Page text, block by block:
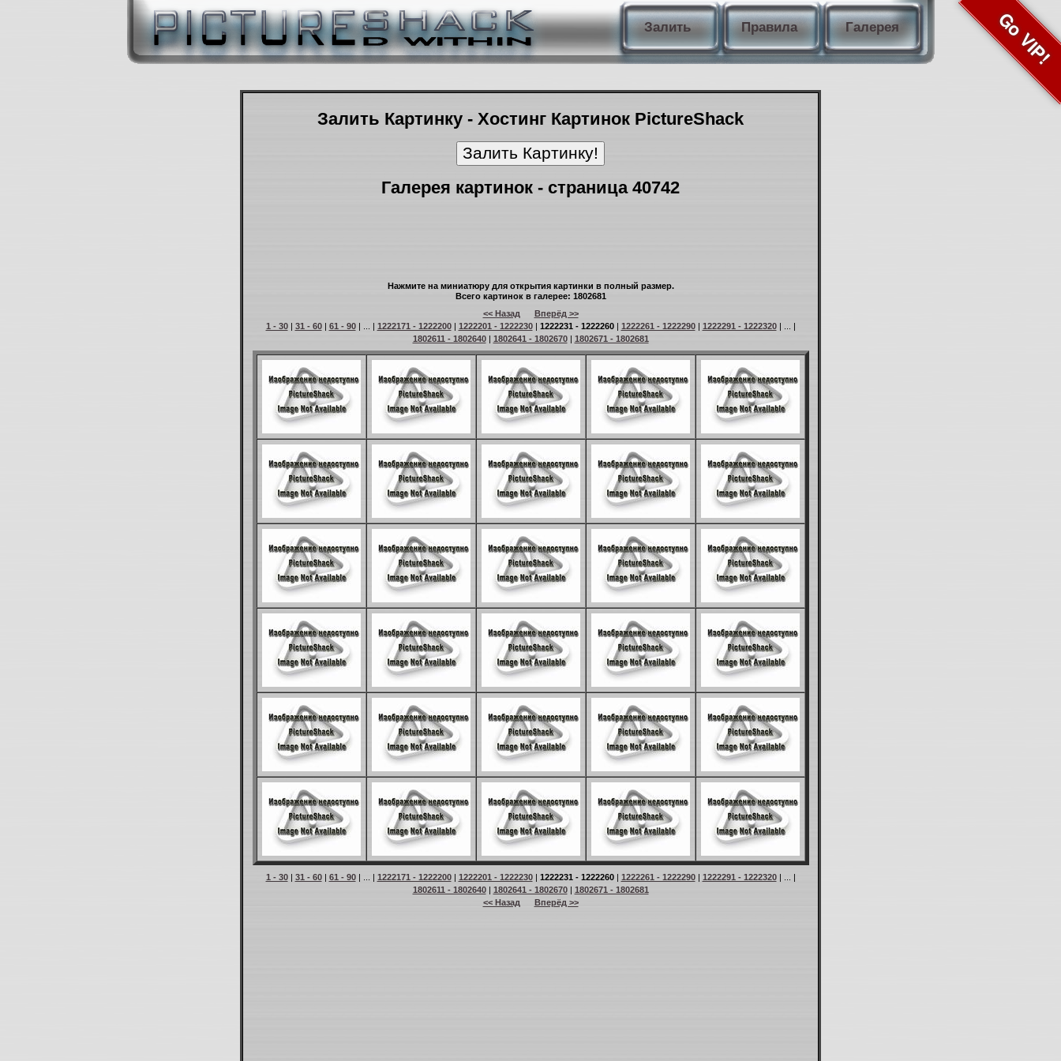
Залить Правила Галерея Go VIP!
Залить Картинку - Хостинг Картинок PictureShack
Галерея картинок - страница 40742
Нажмите на миниатюру для открытия картинки в полный размер.
Всего картинок в галерее: 1802681
<< Назад
Вперёд >>
1 - 30| 31 - 60| 61 - 90| ... | 1222171 - 1222200| 1222201 - 1222230| 1222231 - 1222260| 1222261 - 1222290| 1222291 - 1222320| ... |
1802611 - 1802640| 1802641 - 1802670| 1802671 - 1802681
1 - 30| 31 - 60| 61 - 90| ... | 1222171 - 1222200| 1222201 - 1222230| 1222231 - 1222260| 1222261 - 1222290| 1222291 - 1222320| ... |
1802611 - 1802640| 1802641 - 1802670| 1802671 - 1802681
<< Назад
Вперёд >>